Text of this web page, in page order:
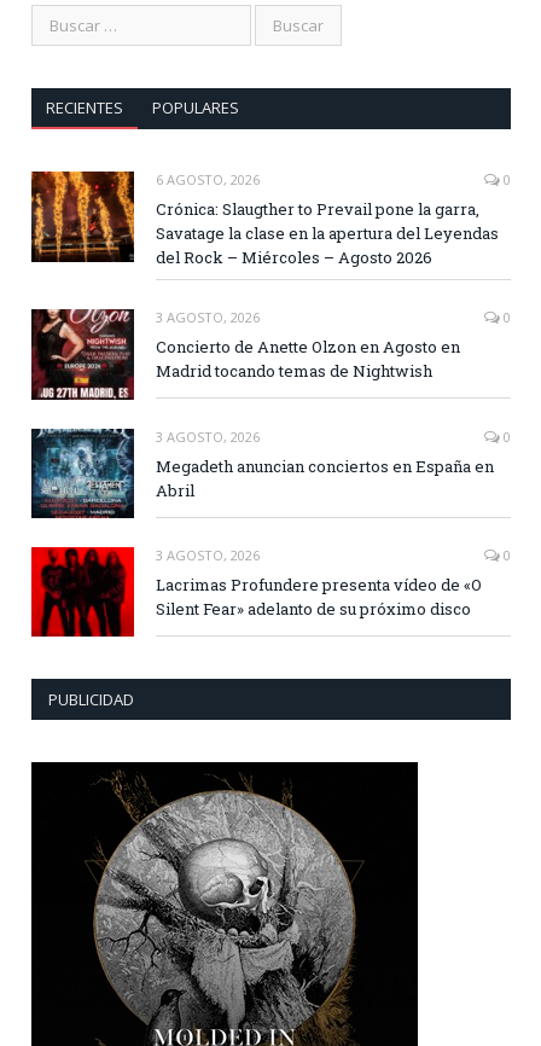
RECIENTES POPULARES
6 AGOSTO, 2026 0
Crónica: Slaugther to Prevail pone la garra,
Savatage la clase en la apertura del Leyendas
del Rock – Miércoles – Agosto 2026
3 AGOSTO, 2026 0
Concierto de Anette Olzon en Agosto en
Madrid tocando temas de Nightwish
3 AGOSTO, 2026 0
Megadeth anuncian conciertos en España en
Abril
3 AGOSTO, 2026 0
Lacrimas Profundere presenta vídeo de «O
Silent Fear» adelanto de su próximo disco
PUBLICIDAD